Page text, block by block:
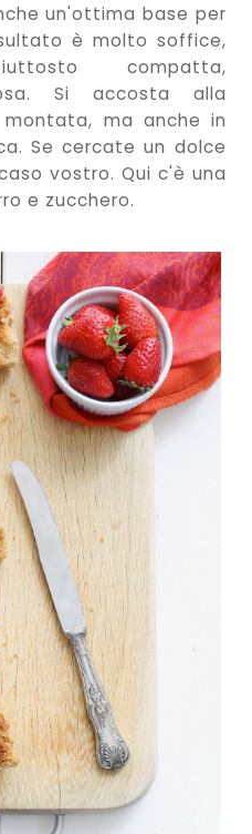
un'ottima base per
è molto soffice,
compatta,
Si accosta alla
ma anche in
Se cercate un dolce
vostro. Qui c'è una
e zucchero.